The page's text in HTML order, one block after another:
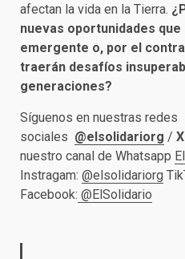
afectan la vida en la Tierra.
nuevas oportunidades
emergente o, por el
traerán desafíos
generaciones?
Síguenos en nuestras redes
sociales @elsolidariorg /
nuestro canal de Whatsapp
Instragam: @elsolidariorg
Facebook: @ElSolidario